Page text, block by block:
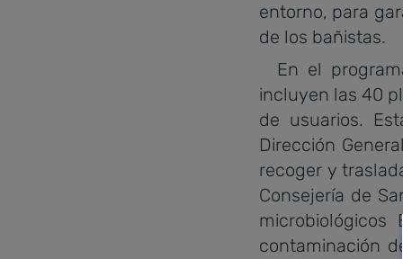
entorno, para
de los bañistas.
En el
incluyen las 40
de usuarios.
Dirección
recoger y
Consejería de
contaminación